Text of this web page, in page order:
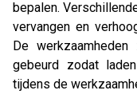
bepalen.
vervangen en
De
gebeurd zodat
tijdens de